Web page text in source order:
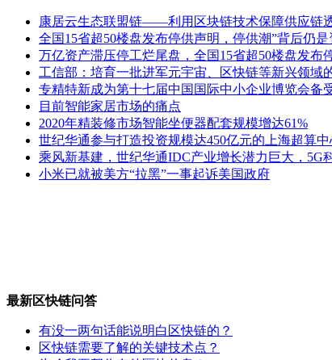
康居云生态联盟链——利用区块链技术保障供应链
全国15省超50楼盘发布停供声明，停供潮”背后仍是
万亿资产滞压停工烂尾盘，全国15省超50楼盘发布
工信部：培育一批进军元宇宙、区快链等新兴领域
专精特新成为第十七届中国国际中小企业博览会备
目前智能家居市场的痛点
2020年精装修市场智能坐便器配套规模增达61%
世纪华通参与打造投资规模达450亿元的上海超算
乘风新基建，世纪华通IDC产业增长潜力巨大，5G
小米已就被美方“拉黑”一事起诉美国政府
最新区快链问答
有没一两句话能说明白区快链的？
区快链需要了解的关键技术点？